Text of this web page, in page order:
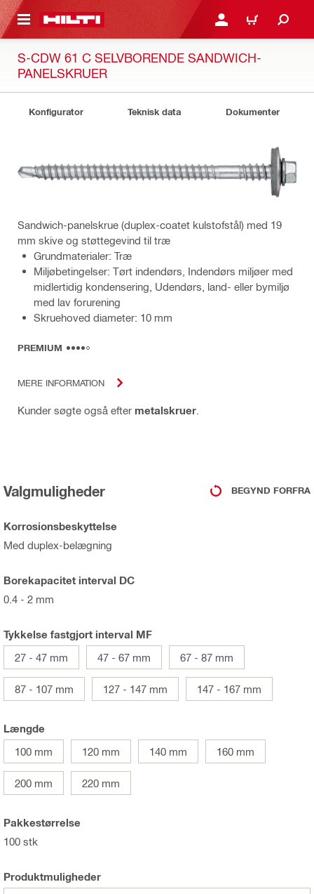
HOVEDINDHOLD LOG IND ELLER
INDKØBSKURV
S-CDW 61 C SELVBORENDE SANDWICH-
PANELSKRUER
Konfigurator Teknisk data Dokumenter
Sandwich-panelskrue (duplex-coatet kulstofstål) med 19
mm skive og støttegevind til træ
Grundmaterialer: Træ
Miljøbetingelser: Tørt indendørs, Indendørs miljøer med
midlertidig kondensering, Udendørs, land- eller bymiljø
med lav forurening
Skruehoved diameter: 10 mm
PREMIUM
MERE INFORMATION
Kunder søgte også efter metalskruer
Valgmuligheder BEGYND FORFRA
Korrosionsbeskyttelse
Med duplex-belægning
Borekapacitet interval DC
0.4 - 2 mm
Tykkelse fastgjort interval MF
27 - 47 mm
47 - 67 mm 67 - 87 mm
87 - 107 mm 127 - 147 mm 147 - 167 mm
Længde
100 mm
120 mm 140 mm 160 mm
200 mm 220 mm
Pakkestørrelse
100 stk
Produktmuligheder